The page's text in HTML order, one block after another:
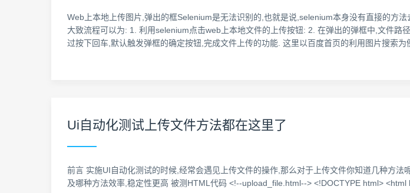
Web上本地上传图片,弹出的框Selenium是无法识别的,也就是说,selenium本身没有直接的方
大致流程可以为: 1. 利用selenium点击web上本地文件的上传按钮: 2. 在弹出的弹框中,文件
过按下回车,默认触发弹框的确定按钮,完成文件上传的功能. 这里以百度首页的利用图片搜索
Ui自动化测试上传文件方法都在这里了
前言 实施UI自动化测试的时候,经常会遇见上传文件的操作,那么对于上传文件你知道几种方
及哪种方法效率,稳定性更高 被测HTML代码 <!--upload_file.html--> <!DOCTYPE html>